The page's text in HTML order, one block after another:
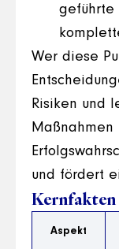
geführte
Wer diese
Risiken und
Maßnahmen
und fördert
Aspekt